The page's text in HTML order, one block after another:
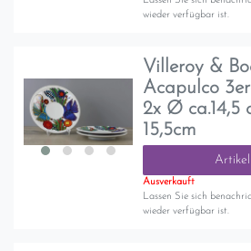
wieder verfügbar ist.
Villeroy &
Acapulco
2x Ø ca.14,5
15,5cm
Ausverkauft
Lassen Sie sich
wieder verfügbar ist.